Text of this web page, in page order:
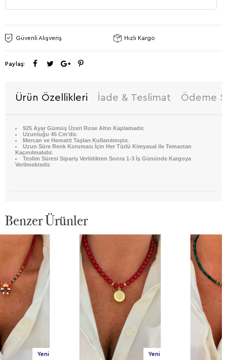
Güvenli Alışveriş Hızlı Kargo
Paylaş:
Ürün Özellikleri İade & Teslimat Ödeme
925 Ayar Gümüş Üzeri Rose Altın Kaplamadır.
Uzunluğu 45 Cm’dir.
Mercan ve Hematit Taşları Kullanılmıştır.
Uzun Süre Renk Koruması İçin Her Türlü Kimyasal ile Temastan
Kaçınılmalıdır.
Teslim Süresi Sipariş Verildikten Sonra 1-3 İş Gününde Kargoya
Verilmektedir.
Benzer Ürünler